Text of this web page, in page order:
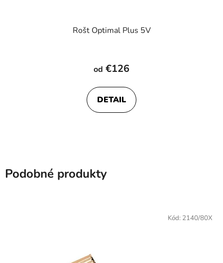
Rošt Optimal Plus 5V
od €126
DETAIL
Podobné produkty
Kód: 2140/80X